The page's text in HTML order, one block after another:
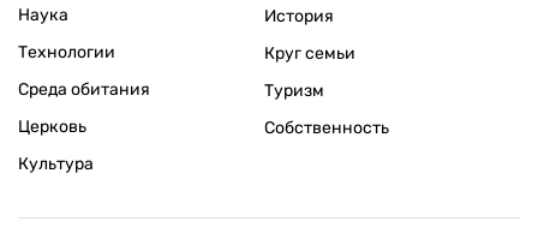
Наука
Технологии
Среда обитания
Церковь
Культура
История
Круг семьи
Туризм
Собственность